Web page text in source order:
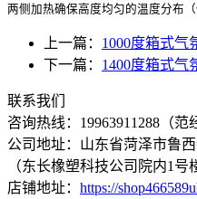
两侧加热确保高度均匀的温度分布
上一篇： 1000度箱式气
下一篇： 1400度箱式气
联系我们
咨询热线： 19963911288 （范
公司地址：山东省菏泽市鲁
（东长橡塑科技公司院内1号
店铺地址： https://